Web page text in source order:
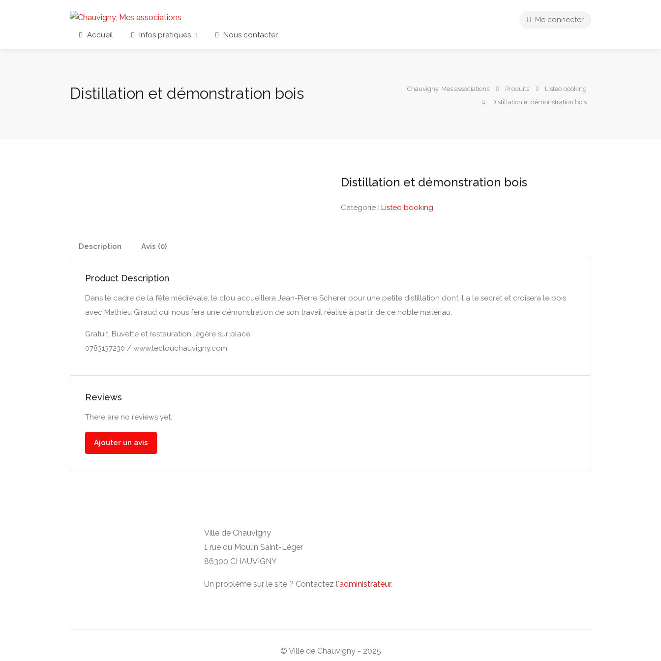
Accueil Infos pratiques Nous contacter
Me connecter
Distillation et démonstration bois Chauvigny, Mes associations Produits
Listeo booking
Distillation et démonstration bois
Distillation et démonstration bois
Catégorie : Listeo booking
Description Avis (0)
Product Description
Dans le cadre de la fête médiévale, le clou accueillera Jean-Pierre Scherer pour une petite distillation dont il a le secret et croisera le bois
avec Mathieu Giraud qui nous fera une démonstration de son travail réalisé à partir de ce noble matériau.
Gratuit. Buvette et restauration légère sur place
0783137230 / www.leclouchauvigny.com
Reviews
There are no reviews yet.
Ajouter un avis
Ville de Chauvigny
1 rue du Moulin Saint-Léger
86300 CHAUVIGNY
Un problème sur le site ? Contactez l'administrateur.
© Ville de Chauvigny - 2025